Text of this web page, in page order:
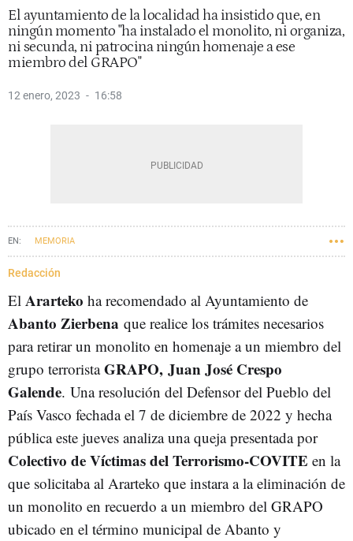
El ayuntamiento de la localidad ha insistido que, en
ningún momento "ha instalado el monolito, ni organiza,
ni secunda, ni patrocina ningún homenaje a ese
miembro del GRAPO"
12 enero, 2023 16:58
MEMORIA
Redacción
El Ararteko ha recomendado al Ayuntamiento de
Abanto Zierbena que realice los trámites necesarios
para retirar un monolito en homenaje a un miembro del
grupo terroristaGRAPO, Juan José Crespo
Galende. Una resolución del Defensor del Pueblo del
País Vasco fechada el 7 de diciembre de 2022 y hecha
pública este jueves analiza una queja presentada por
Colectivo de Víctimas del Terrorismo-COVITE en la
que solicitaba al Ararteko que instara a la eliminación de
un monolito en recuerdo a un miembro del GRAPO
ubicado en el término municipal de Abanto y